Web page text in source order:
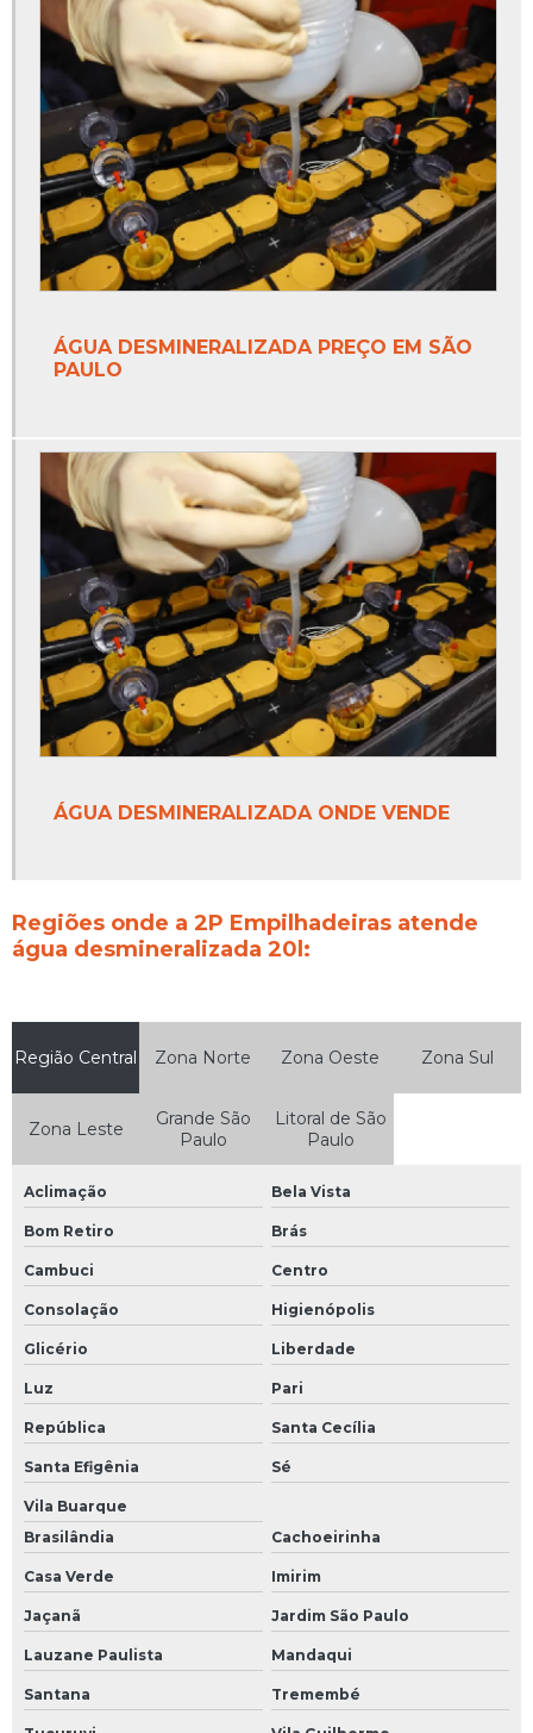
ÁGUA DESMINERALIZADA PREÇO EM SÃO
PAULO
ÁGUA DESMINERALIZADA ONDE VENDE
Regiões onde a 2P Empilhadeiras atende
água desmineralizada 20l:
Região Central Zona Norte Zona Oeste Zona Sul
Zona Leste
Grande São
Paulo
Litoral de São
Paulo
Aclimação Bela Vista
Bom Retiro Brás
Cambuci Centro
Consolação Higienópolis
Glicério Liberdade
Luz Pari
República Santa Cecília
Santa Efigênia Sé
Vila Buarque
Brasilândia
Cachoeirinha
Casa Verde Imirim
Jaçanã Jardim São Paulo
Lauzane Paulista Mandaqui
Santana Tremembé